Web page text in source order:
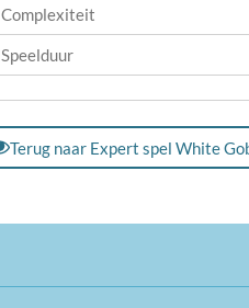
Complexiteit
Speelduur
Terug naar Expert spel White